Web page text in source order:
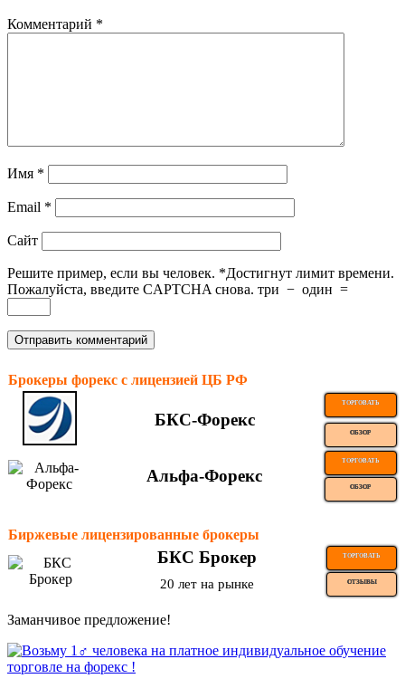
Комментарий *
Имя *
Email *
Сайт
Решите пример, если вы человек. *Достигнут лимит времени.
Пожалуйста, введите CAPTCHA снова. три − один =
Брокеры форекс с лицензией ЦБ РФ
БКС-Форекс
ТОРГОВАТЬ
ОБЗОР
Альфа-Форекс
ТОРГОВАТЬ
ОБЗОР
Биржевые лицензированные брокеры
БКС Брокер ТОРГОВАТЬ
20 лет на рынке ОТЗЫВЫ
Заманчивое предложение!